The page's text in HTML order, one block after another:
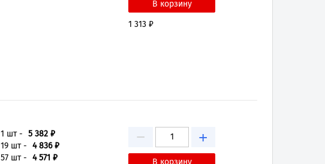
1 313 ₽
1 шт - 5 382 ₽
19 шт - 4 836 ₽
57 шт - 4 571 ₽
− +